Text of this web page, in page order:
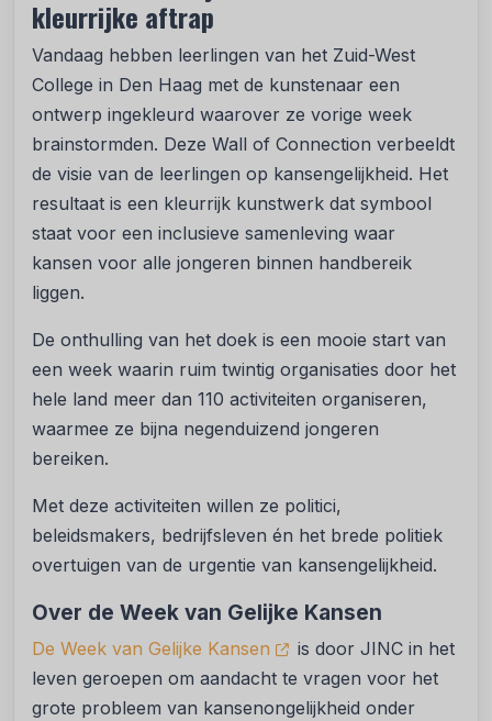
kleurrijke aftrap
Vandaag hebben leerlingen van het Zuid-West
College in Den Haag met de kunstenaar een
ontwerp ingekleurd waarover ze vorige week
brainstormden. Deze Wall of Connection verbeeldt
de visie van de leerlingen op kansengelijkheid. Het
resultaat is een kleurrijk kunstwerk dat symbool
staat voor een inclusieve samenleving waar
kansen voor alle jongeren binnen handbereik
liggen.
De onthulling van het doek is een mooie start van
een week waarin ruim twintig organisaties door het
hele land meer dan 110 activiteiten organiseren,
waarmee ze bijna negenduizend jongeren
bereiken.
Met deze activiteiten willen ze politici,
beleidsmakers, bedrijfsleven én het brede politiek
overtuigen van de urgentie van kansengelijkheid.
Over de Week van Gelijke Kansen
De Week van Gelijke Kansen
is door JINC in het
leven geroepen om aandacht te vragen voor het
grote probleem van kansenongelijkheid onder